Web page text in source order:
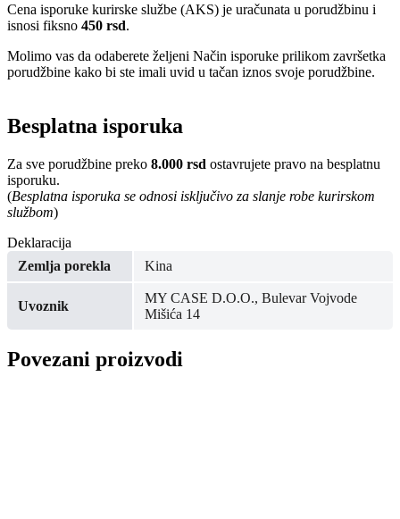
Cena isporuke kurirske službe (AKS) je uračunata u porudžbinu i
isnosi fiksno 450 rsd.
Molimo vas da odaberete željeni Način isporuke prilikom završetka
porudžbine kako bi ste imali uvid u tačan iznos svoje porudžbine.
Besplatna isporuka
Za sve porudžbine preko 8.000 rsd ostavrujete pravo na besplatnu
isporuku.
(Besplatna isporuka se odnosi isključivo za slanje robe kurirskom
službom)
Deklaracija
Zemlja porekla
Kina
Uvoznik
MY CASE D.O.O., Bulevar Vojvode
Mišića 14
Povezani proizvodi